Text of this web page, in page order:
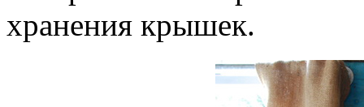
хранения крышек.